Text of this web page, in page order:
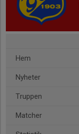
Hem
Nyheter
Truppen
Matcher